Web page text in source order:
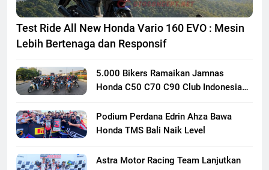
Test Ride All New Honda Vario 160 EVO : Mesin
Lebih Bertenaga dan Responsif
5.000 Bikers Ramaikan Jamnas
Honda C50 C70 C90 Club Indonesia
Persaudaraan Pecinta Motor Klasik
Honda
Podium Perdana Edrin Ahza Bawa
Honda TMS Bali Naik Level
Astra Motor Racing Team Lanjutkan